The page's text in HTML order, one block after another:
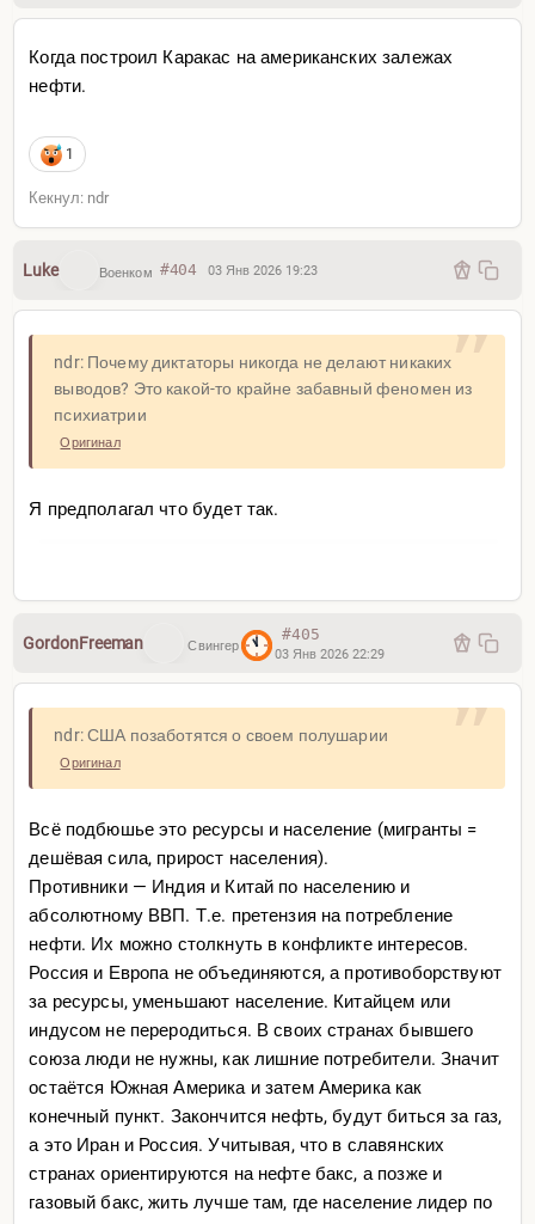
Когда построил Каракас на американских залежах
нефти.
1
Кекнул: ndr
Luke Военком #404 03 Янв 2026 19:23
ndr: Почему диктаторы никогда не делают никаких
выводов? Это какой-то крайне забавный феномен из
психиатрии
Оригинал
Я предполагал что будет так.
GordonFreeman Свингер
#405
03 Янв 2026 22:29
ndr: США позаботятся о своем полушарии
Оригинал
Всё подбюшье это ресурсы и население (мигранты =
дешёвая сила, прирост населения).
Противники — Индия и Китай по населению и
абсолютному ВВП. Т.е. претензия на потребление
нефти. Их можно столкнуть в конфликте интересов.
Россия и Европа не объединяются, а противоборствуют
за ресурсы, уменьшают население. Китайцем или
индусом не переродиться. В своих странах бывшего
союза люди не нужны, как лишние потребители. Значит
остаётся Южная Америка и затем Америка как
конечный пункт. Закончится нефть, будут биться за газ,
а это Иран и Россия. Учитывая, что в славянских
странах ориентируются на нефте бакс, а позже и
газовый бакс, жить лучше там, где население лидер по